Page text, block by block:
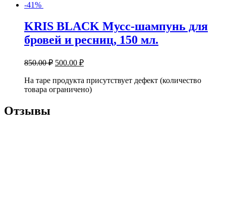
-41%
KRIS BLACK Мусс-шампунь для
бровей и ресниц, 150 мл.
850.00₽ 500.00 ₽
На таре продукта присутствует дефект (количество
товара ограничено)
Отзывы